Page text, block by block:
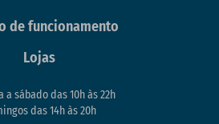
de funcionamento
Lojas
a sábado das 10h às 22h
das 14h às 20h